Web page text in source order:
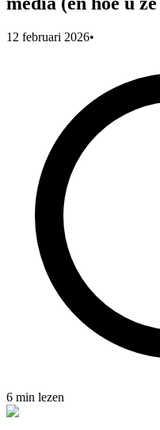
12 februari 2026•
6 min lezen